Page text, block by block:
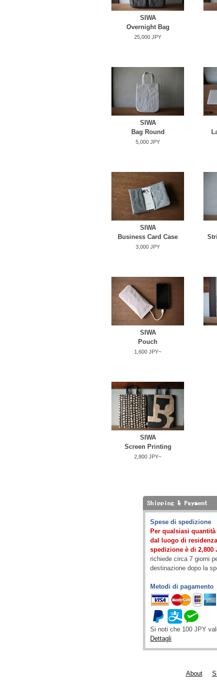
SIWA
Overnight Bag
25,000 JPY
SIWA
Bag Round
5,000 JPY
SIWA
Business Card Case
3,000 JPY
SIWA
Pouch
1,600 JPY~
SIWA
Screen Printing
2,800 JPY~
Spese di spedizione
Per qualsiasi
dal luogo di
spedizione è di 2,800
richiede circa 7 giorni
destinazione dopo la
Metodi di pagamento
Si noti che 100 JPY
Dettagli
About